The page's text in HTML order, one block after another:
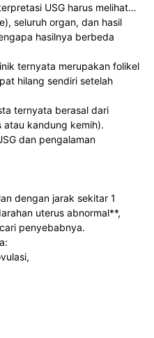
USG harus melihat
seluruh organ, dan hasil
hasilnya berbeda
ternyata merupakan folikel
hilang sendiri setelah
ternyata berasal dari
atau kandung kemih).
dan pengalaman
dengan jarak sekitar 1
uterus abnormal**,
penyebabnya.